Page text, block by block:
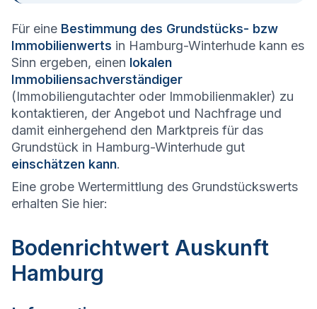
Für eine Bestimmung des Grundstücks- bzw
Immobilienwerts in Hamburg-Winterhude kann es
Sinn ergeben, einen lokalen
Immobiliensachverständiger
(Immobiliengutachter oder Immobilienmakler) zu
kontaktieren, der Angebot und Nachfrage und
damit einhergehend den Marktpreis für das
Grundstück in Hamburg-Winterhude gut
einschätzen kann.
Eine grobe Wertermittlung des Grundstückswerts
erhalten Sie hier:
Bodenrichtwert Auskunft
Hamburg